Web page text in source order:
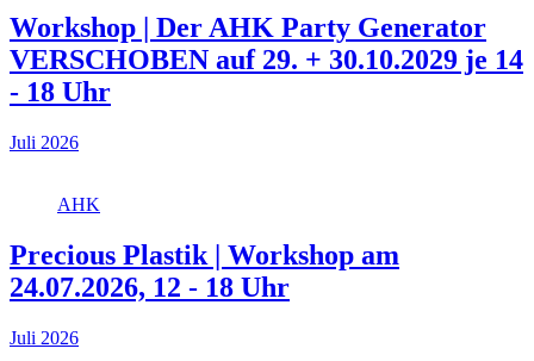
Workshop | Der AHK Party Generator
VERSCHOBEN auf 29. + 30.10.2029 je 14
- 18 Uhr
Juli 2026
AHK
Precious Plastik | Workshop am
24.07.2026, 12 - 18 Uhr
Juli 2026